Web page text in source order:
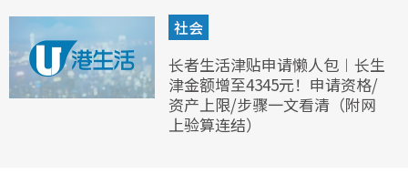
社会
长者生活津贴申请懒人包︱长生
津金额增至4345元！申请资格/
资产上限/步骤一文看清（附网
上验算连结）